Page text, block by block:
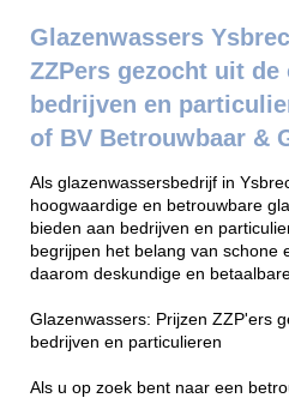
Glazenwassers
ZZPers gezocht uit
bedrijven en
of BV Betrouwbaar &
Als glazenwassersbedrijf in
hoogwaardige en betrouwbare
bieden aan bedrijven en
begrijpen het belang van schone
daarom deskundige en
Glazenwassers: Prijzen ZZP'ers
bedrijven en particulieren
Als u op zoek bent naar een